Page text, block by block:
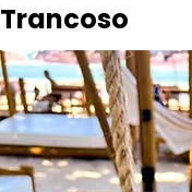
Trancoso